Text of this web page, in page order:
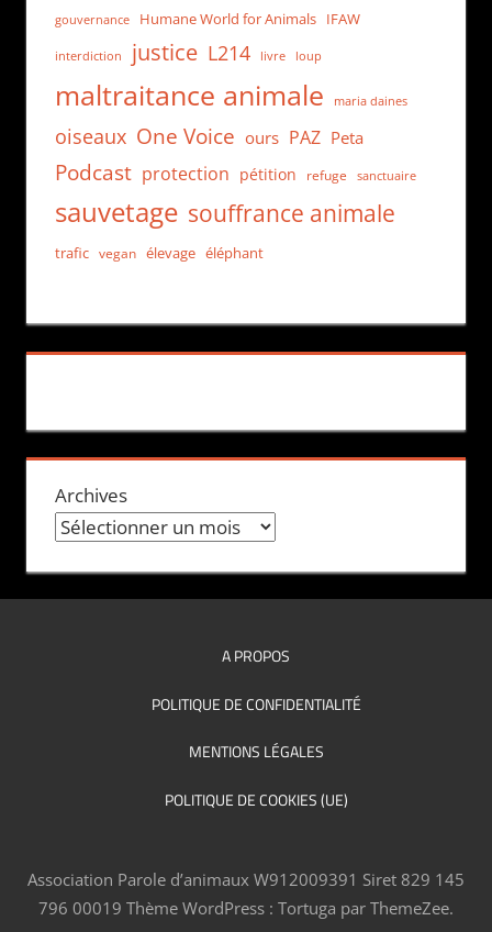
gouvernance Humane World for Animals IFAW
interdiction justice L214 livre loup
maltraitance animale maria daines
oiseaux One Voice ours PAZ Peta
Podcast protection pétition refuge sanctuaire
sauvetage souffrance animale
trafic vegan élevage éléphant
Archives
A PROPOS
POLITIQUE DE CONFIDENTIALITÉ
MENTIONS LÉGALES
POLITIQUE DE COOKIES (UE)
Association Parole d’animaux W912009391 Siret 829 145
796 00019 Thème WordPress : Tortuga par ThemeZee.